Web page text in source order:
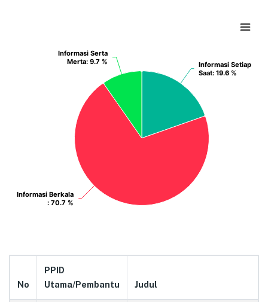
Informasi Setiap
Saat: 19.6 %
Informasi Setiap
Saat: 19.6 %
Informasi Berkala
: 70.7 %
Informasi Berkala
: 70.7 %
Informasi Serta
Merta: 9.7 %
Informasi Serta
Merta: 9.7 %
No
PPID
Utama/Pembantu
Judul